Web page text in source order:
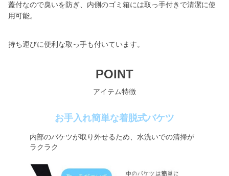
蓋付なので臭いを防ぎ、内側のゴミ箱には取っ手付きで清潔に使
用可能。
持ち運びに便利な取っ手も付いています。
POINT
アイテム特徴
お手入れ簡単な着脱式バケツ
内部のバケツが取り外せるため、水洗いでの清掃が
ラクラク